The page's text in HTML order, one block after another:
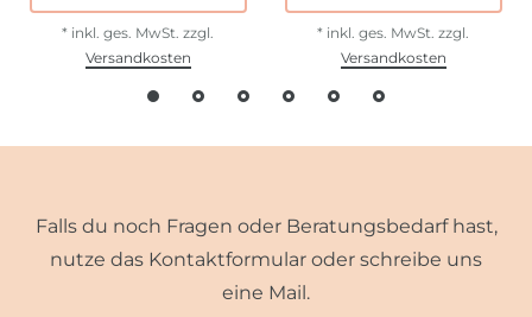
* inkl. ges. MwSt. zzgl.
Versandkosten
* inkl. ges. MwSt. zzgl.
Versandkosten
Falls du noch Fragen oder Beratungsbedarf hast,
nutze das Kontaktformular oder schreibe uns
eine Mail.